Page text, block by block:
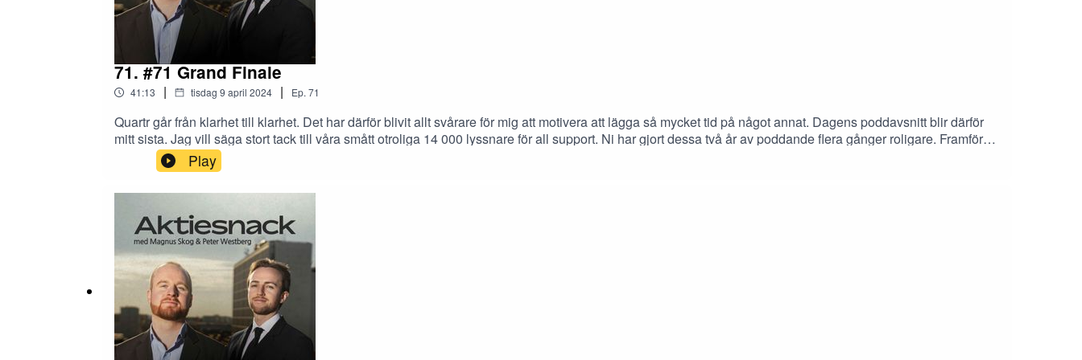
71. #71 Grand Finale
41:13 | tisdag 9 april 2024 | Ep. 71
Quartr går från klarhet till klarhet. Det har därför blivit allt svårare för mig att motivera att lägga så mycket tid på något annat. Dagens poddavsnitt blir därför
mitt sista. Jag vill säga stort tack till våra smått otroliga 14 000 lyssnare för all support. Ni har gjort dessa två år av poddande flera gånger roligare. Framför
allt vill jag tacka Magnus som utöver att ha varit en fantastisk kollega har blivit en god vän.//Peter--Magnus fortsätter eventuellt podda med någon annan.
Vem den nya värden är får ni isåfall veta om två veckor. Stay tuned!Bolag som nämns: Smart Eye, Nelly Group, Cheffelo och MT Højgaard.Stort tack till vår
huvudsponsor Avanza!
Play